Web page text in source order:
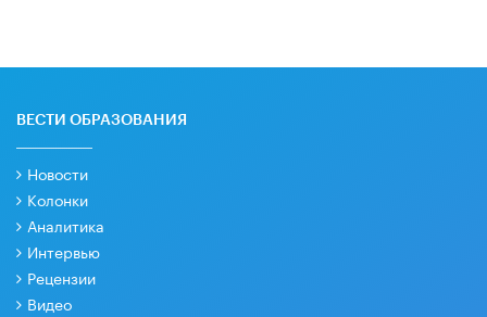
ВЕСТИ ОБРАЗОВАНИЯ
Новости
Колонки
Аналитика
Интервью
Рецензии
Видео